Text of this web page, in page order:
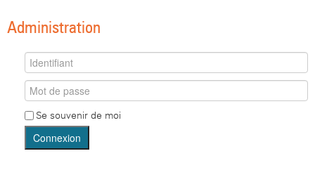
Administration
Se souvenir de moi
Connexion